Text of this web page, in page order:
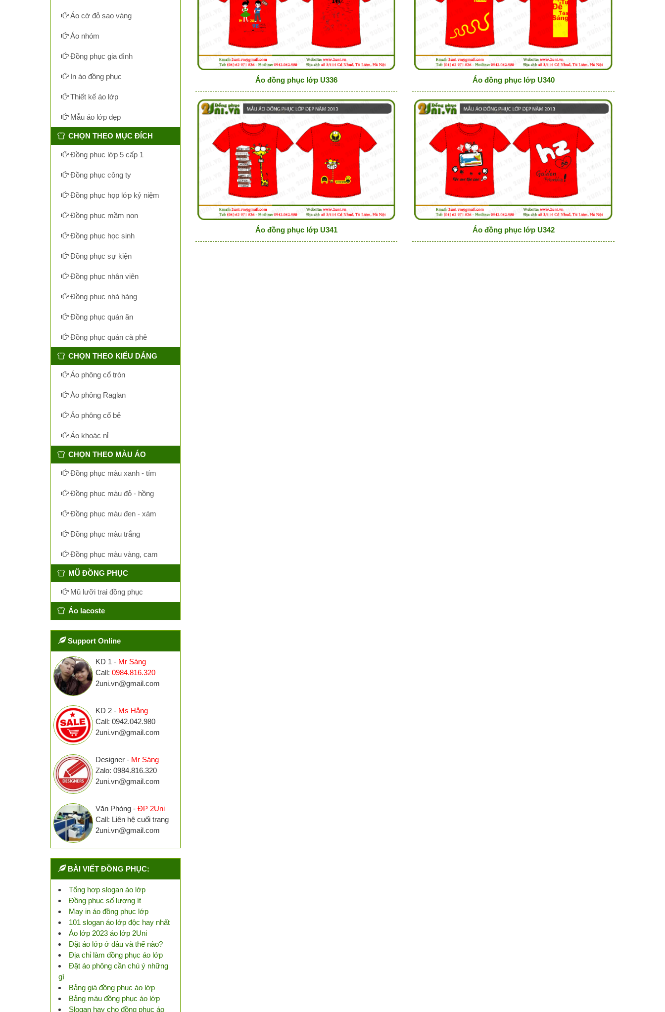
Áo đồng phục lớp U336 Áo đồng phục lớp U340
Áo đồng phục lớp U341 Áo đồng phục lớp U342
Áo cờ đỏ sao vàng
Áo nhóm
Đồng phục gia đình
In áo đồng phục
Thiết kế áo lớp
Mẫu áo lớp đẹp
CHỌN THEO MỤC ĐÍCH
Đồng phục lớp 5 cấp 1
Đồng phục công ty
Đồng phục họp lớp kỷ niệm
Đồng phục mầm non
Đồng phục học sinh
Đồng phục sự kiện
Đồng phục nhân viên
Đồng phục nhà hàng
Đồng phục quán ăn
Đồng phục quán cà phê
CHỌN THEO KIỂU DÁNG
Áo phông cổ tròn
Áo phông Raglan
Áo phông cổ bẻ
Áo khoác nỉ
CHỌN THEO MÀU ÁO
Đồng phục màu xanh - tím
Đồng phục màu đỏ - hồng
Đồng phục màu đen - xám
Đồng phục màu trắng
Đồng phục màu vàng, cam
MŨ ĐỒNG PHỤC
Mũ lưỡi trai đồng phục
Áo lacoste
Support Online
KD 1 - Mr Sáng
Call: 0984.816.320
2uni.vn@gmail.com
KD 2 - Ms Hằng
Call: 0942.042.980
2uni.vn@gmail.com
Designer - Mr Sáng
Zalo: 0984.816.320
2uni.vn@gmail.com
Văn Phòng - ĐP 2Uni
Call: Liên hệ cuối trang
2uni.vn@gmail.com
BÀI VIẾT ĐỒNG PHỤC:
Tổng hợp slogan áo lớp
Đồng phục số lượng ít
May in áo đồng phục lớp
101 slogan áo lớp độc hay nhất
Áo lớp 2023 áo lớp 2Uni
Đặt áo lớp ở đâu và thế nào?
Địa chỉ làm đồng phục áo lớp
Đặt áo phông cần chú ý những
gì
Bảng giá đồng phục áo lớp
Bảng màu đồng phục áo lớp
Slogan hay cho đồng phục áo